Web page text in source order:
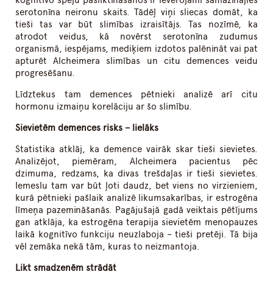
serotonīna neironu skaits. Tādēļ viņi sliecas domāt, ka
tieši tas var būt slimības izraisītājs. Tas nozīmē, ka
atrodot veidus, kā novērst serotonīna zudumus
organismā, iespējams, mediķiem izdotos palēnināt vai pat
apturēt Alcheimera slimības un citu demences veidu
progresēšanu.
Līdztekus tam demences pētnieki analizē arī citu
hormonu izmaiņu korelāciju ar šo slimību.
Sievietēm demences risks – lielāks
Statistika atklāj, ka demence vairāk skar tieši sievietes.
Analizējot, piemēram, Alcheimera pacientus pēc
dzimuma, redzams, ka divas trešdaļas ir tieši sievietes.
Iemeslu tam var būt ļoti daudz, bet viens no virzieniem,
kurā pētnieki pašlaik analizē likumsakarības, ir estrogēna
līmeņa pazemināšanās. Pagājušajā gadā veiktais pētījums
gan atklāja, ka estrogēna terapija sievietēm menopauzes
laikā kognitīvo funkciju neuzlaboja – tieši pretēji. Tā bija
vēl zemāka nekā tām, kuras to neizmantoja.
Likt smadzenēm strādāt